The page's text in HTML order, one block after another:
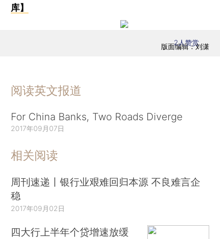
库】
版面编辑：刘潇
2人赞赏
阅读英文报道
For China Banks, Two Roads Diverge
2017年09月07日
相关阅读
周刊速递丨银行业艰难回归本源 不良难言企
稳
2017年09月02日
四大行上半年个贷增速放缓